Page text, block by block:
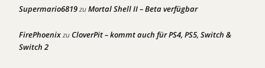
Supermario6819zuMortal Shell II – Beta verfügbar
FirePhoenixzuCloverPit – kommt auch für PS4, PS5, Switch &
Switch 2